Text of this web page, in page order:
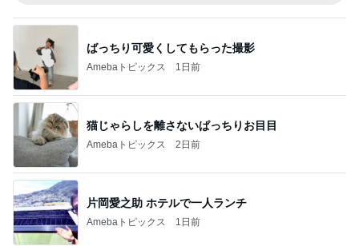
ばっちり可愛くしてもらった撮影
Amebaトピックス 1日前
猫じゃらしを離さないぱっちりお目目
Amebaトピックス 2日前
片岡愛之助 ホテルで一人ランチ
Amebaトピックス 1日前